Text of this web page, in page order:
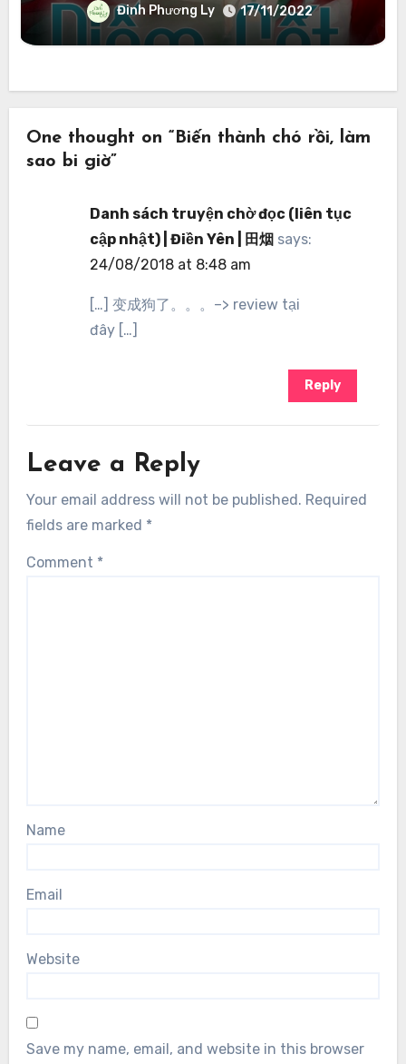
Đinh Phương Ly 17/11/2022
One thought on “Biến thành chó rồi, làm
sao bi giờ”
Danh sách truyện chờ đọc (liên tục
cập nhật) | Điền Yên | 田烟 says:
24/08/2018 at 8:48 am
[…] 变成狗了。。。–> review tại
đây […]
Reply
Leave a Reply
Your email address will not be published. Required
fields are marked *
Comment *
Name
Email
Website
Save my name, email, and website in this browser